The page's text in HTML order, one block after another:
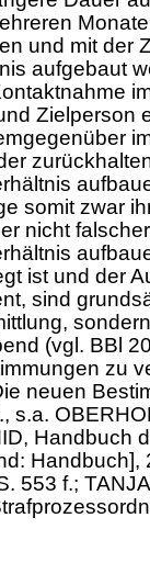
und mit der
aufgebaut
Zielperson
somit zwar
nicht
ist und der
sind
(vgl. BBl
zu
neuen
s.a.
Handbuch
Handbuch],
553 f.;